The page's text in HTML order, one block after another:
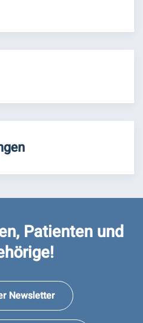
Patienten und
Newsletter